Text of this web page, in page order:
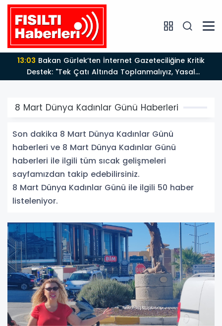
12:12Fısıltı Haberleri Yazarı Dr. Canan Yılmaz’a
Uluslararası Alanda Büyük Onur: “Dr. A.P.J. Abdul
Kalam İlham Ödülü 2026”
8 Mart Dünya Kadınlar Günü Haberleri
Son dakika 8 Mart Dünya Kadınlar Günü
haberleri ve 8 Mart Dünya Kadınlar Günü
haberleri ile ilgili tüm sıcak gelişmeleri
sayfamızdan takip edebilirsiniz.
8 Mart Dünya Kadınlar Günü ile ilgili 50 haber
listeleniyor.